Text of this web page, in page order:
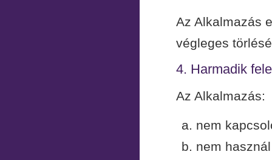
Az Alkalmazás
végleges
4. Harmadik
Az Alkalmazás:
nem
nem